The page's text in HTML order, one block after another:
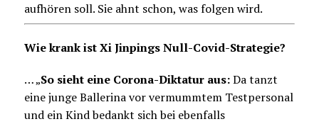
aufhören soll. Sie ahnt schon, was folgen wird.
Wie krank ist Xi Jinpings Null-Covid-Strategie?
… „So sieht eine Corona-Diktatur aus:Da tanzt
eine junge Ballerina vor vermummtem Testpersonal
und ein Kind bedankt sich bei ebenfalls